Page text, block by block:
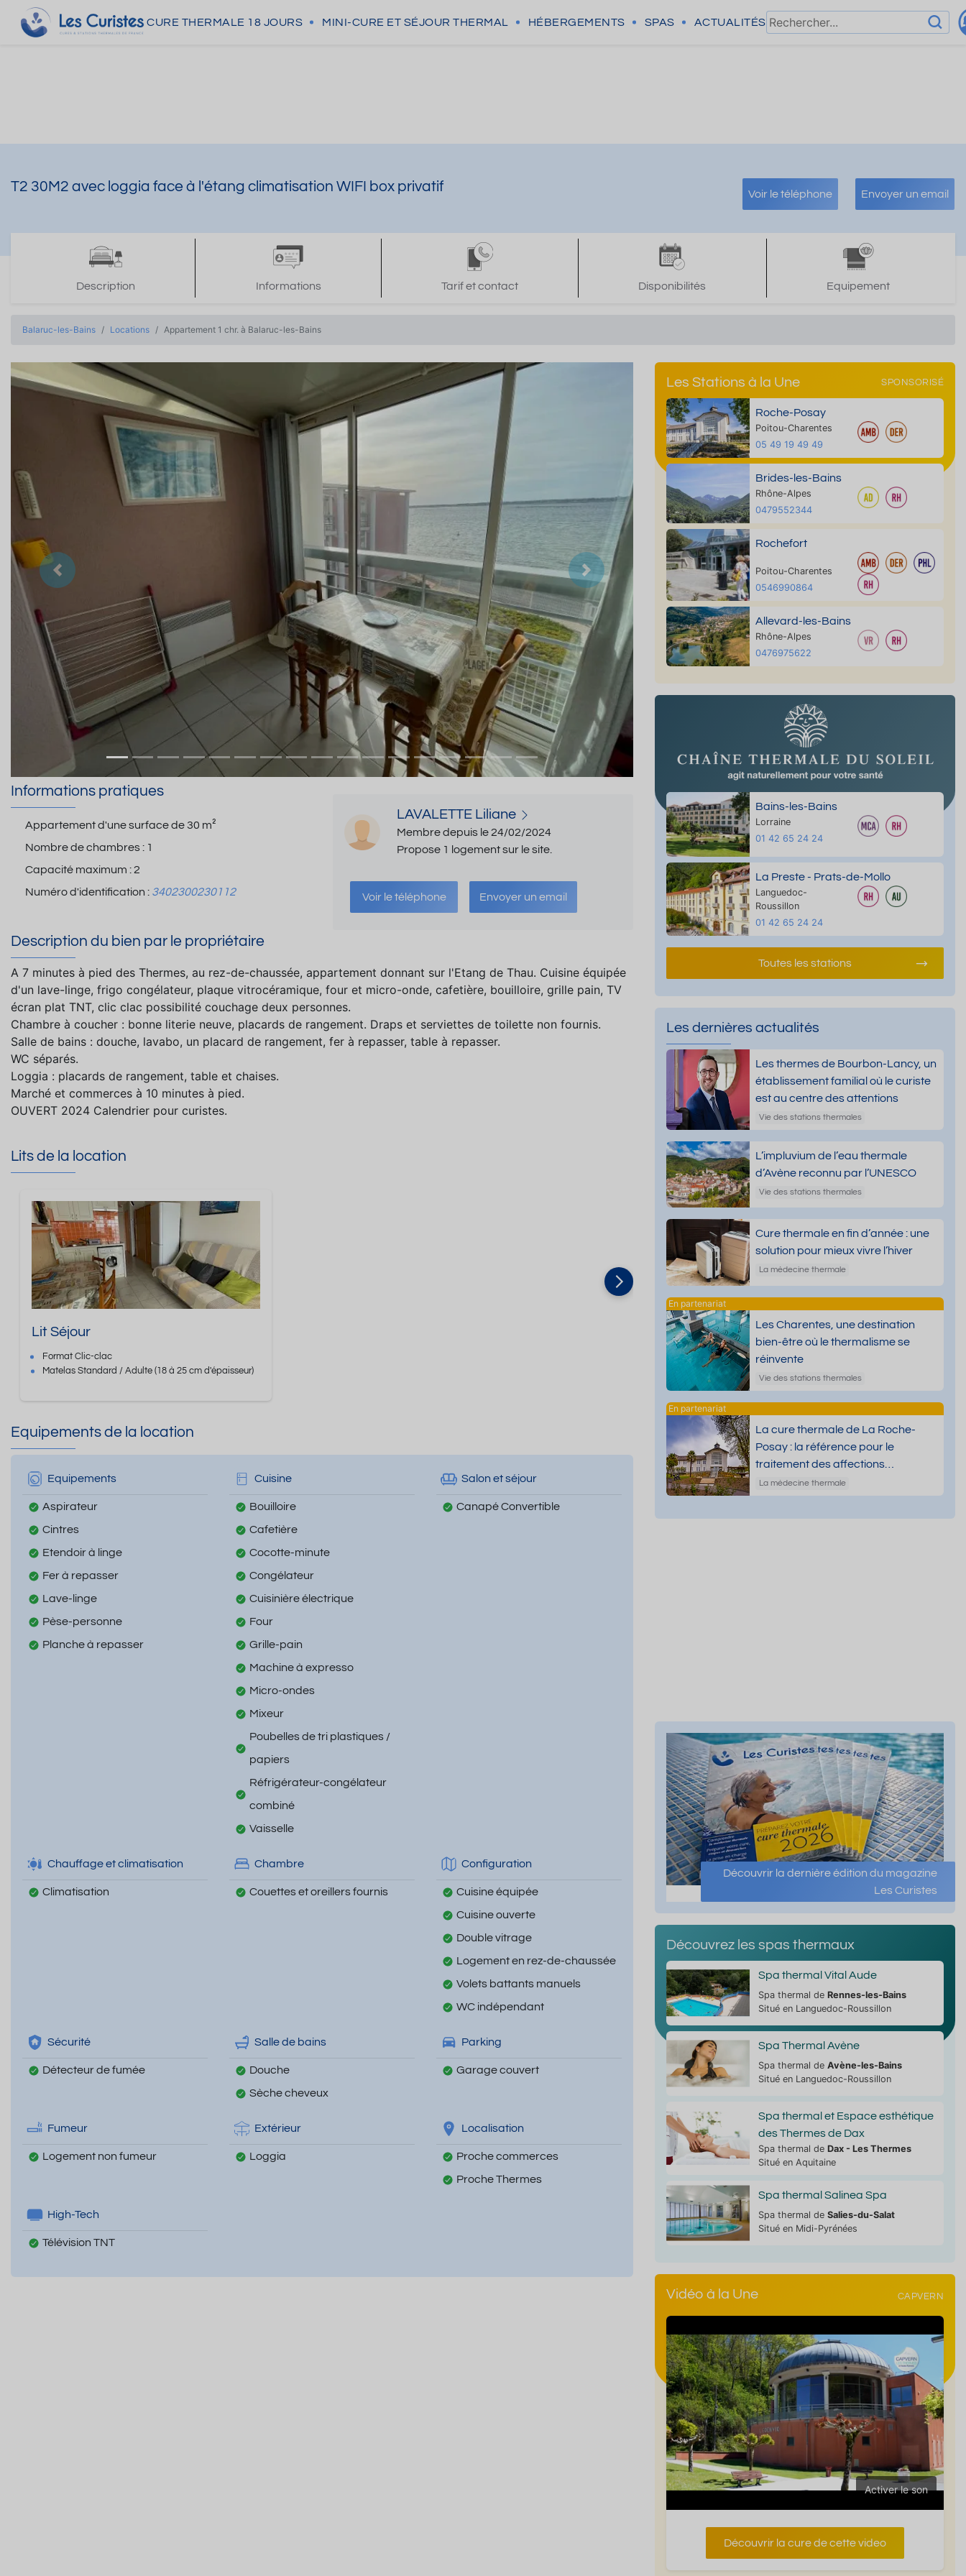
CURE THERMALE 18 JOURS MINI-CURE ET SÉJOUR THERMAL HÉBERGEMENTS SPAS ACTUALITÉS
T2 30M2 avec loggia face à l'étang climatisation WIFI box privatif Voir le téléphone Envoyer un email
Description Informations Tarif et contact Disponibilités Equipement
Balaruc-les-Bains Locations Appartement 1 chr. à Balaruc-les-Bains
Précedent Suivant
Informations pratiques
Appartement d'une surface de30 m²
Nombre de chambres : 1
Capacité maximum :2
Numéro d'identification : 3402300230112
LAVALETTE Liliane
Membre depuis le 24/02/2024
Propose 1 logement sur le site.
Voir le téléphone Envoyer un email
Description du bien par le propriétaire
A 7 minutes à pied des Thermes, au rez-de-chaussée, appartement donnant sur l'Etang de Thau. Cuisine équipée
d'un lave-linge, frigo congélateur, plaque vitrocéramique, four et micro-onde, cafetière, bouilloire, grille pain, TV
écran plat TNT, clic clac possibilité couchage deux personnes.
Chambre à coucher : bonne literie neuve, placards de rangement. Draps et serviettes de toilette non fournis.
Salle de bains : douche, lavabo, un placard de rangement, fer à repasser, table à repasser.
WC séparés.
Loggia : placards de rangement, table et chaises.
Marché et commerces à 10 minutes à pied.
OUVERT 2024 Calendrier pour curistes.
Lits de la location
Lit Séjour
FormatClic-clac
Matelas Standard / Adulte(18 à 25 cm d'épaisseur)
Equipements de la location
Equipements
Aspirateur
Cintres
Etendoir à linge
Fer à repasser
Lave-linge
Pèse-personne
Planche à repasser
Cuisine
Bouilloire
Cafetière
Cocotte-minute
Congélateur
Cuisinière électrique
Four
Grille-pain
Machine à expresso
Micro-ondes
Mixeur
Poubelles de tri plastiques /
papiers
Réfrigérateur-congélateur
combiné
Vaisselle
Salon et séjour
Canapé Convertible
Chauffage et climatisation
Climatisation
Chambre
Couettes et oreillers fournis
Configuration
Cuisine équipée
Cuisine ouverte
Double vitrage
Logement en rez-de-chaussée
Volets battants manuels
WC indépendant
Sécurité
Détecteur de fumée
Salle de bains
Douche
Sèche cheveux
Parking
Garage couvert
Fumeur
Logement non fumeur
Extérieur
Loggia
Localisation
Proche commerces
Proche Thermes
High-Tech
Télévision TNT
Les Stations à la Une SPONSORISÉ
Roche-Posay
Poitou-Charentes
05 49 19 49 49
Brides-les-Bains
Rhône-Alpes
0479552344
Rochefort
Poitou-Charentes
0546990864
Allevard-les-Bains
Rhône-Alpes
0476975622
Bains-les-Bains
Lorraine
01 42 65 24 24
La Preste - Prats-de-Mollo
Languedoc-
Roussillon
01 42 65 24 24
Toutes les stations
Les dernières actualités
Les thermes de Bourbon-Lancy, un
établissement familial où le curiste
est au centre des attentions
Vie des stations thermales
L’impluvium de l’eau thermale
d’Avène reconnu par l’UNESCO
Vie des stations thermales
Cure thermale en fin d’année : une
solution pour mieux vivre l’hiver
La médecine thermale
Les Charentes, une destination
bien-être où le thermalisme se
réinvente
Vie des stations thermales
La cure thermale de La Roche-
Posay : la référence pour le
traitement des affections
dermatologiques
La médecine thermale
Découvrir la dernière édition du magazine
Les Curistes
Découvrez les spas thermaux
Spa thermal Vital Aude
Spa thermal de Rennes-les-Bains
Situé en Languedoc-Roussillon
Spa Thermal Avène
Spa thermal de Avène-les-Bains
Situé en Languedoc-Roussillon
Spa thermal et Espace esthétique
des Thermes de Dax
Spa thermal de Dax - Les Thermes
Situé en Aquitaine
Spa thermal Salinea Spa
Spa thermal de Salies-du-Salat
Situé en Midi-Pyrénées
Vidéo à la Une CAPVERN
Activer le son
Découvrir la cure de cette video